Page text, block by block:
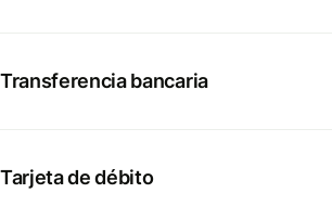
Transferencia bancaria
Tarjeta de débito